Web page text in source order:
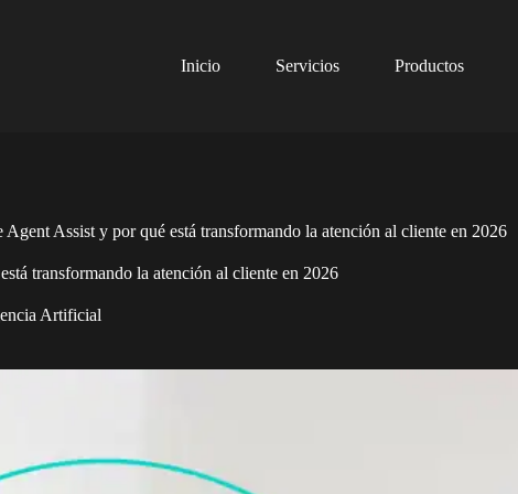
Inicio
Servicios Productos
Agent Assist y por qué está transformando la atención al cliente en 2026
transformando la atención al cliente en 2026
Artificial